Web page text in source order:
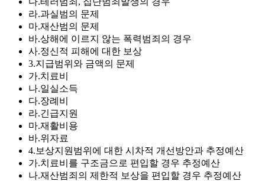
라.과실범의 문제
마.재산범의 문제
바.상해에 이르지 않는 폭력범죄의 경우
사.정신적 피해에 대한 보상
3.지급범위와 금액의 문제
가.치료비
나.일실소득
다.장례비
라.긴급지원
마.재활비용
바.위자료
4.보상지원범위에 대한 시차적 개선방안과 추정예산
가.치료비를 구조금으로 편입할 경우 추정예산
나.재산범죄의 제한적 보상을 편입할 경우 추정예산